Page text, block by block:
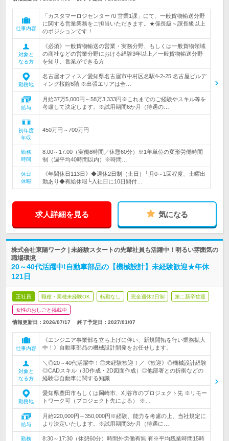
仕事内容
「カスタマーロジセンター70 営業1課」にて、一般貨物輸送分野
に関する営業業務をご担当いただきます。★係長級～課長級以上
のポジションです！
対象と
なる方
《必須》一般貨物輸送の営業・実務分野、もしくは一般貨物領域
の商社などの営業分野における経験3年以上／一般貨物輸送分野
を知り、営業ができる方
勤務地
名古屋オフィス／愛知県名古屋市中村区名駅4-2-25 名古屋ビルデ
ィング桜館6階 ※出張エリアは全…
給与
月給37万5,000円～58万3,333円※これまでのご経験やスキル等を
考慮して決定します。※試用期間6か月（待遇の…
初年度
年収
450万円～700万円
勤務
時間
8:00～17:00（実働8時間／休憩60分）※1年単位の変形労働時間
制（週平均40時間以内）※時間…
休日
休暇
《年間休日113日》◆週休2日制（土日）└月0～1回程度、土曜出
勤あり◆有給休暇└入社日に10日間付…
求人詳細を見る 気になる
株式会社東陽ワーク | 未経験スタートの先輩社員も活躍中！明るい雰囲気の
職場環境
20～40代活躍中!自動車部品の【機械設計】未経験歓迎★年休
121日
正社員 職種・業種未経験OK 転勤なし 完全週休2日制 第二新卒歓迎
女性のおしごと掲載中
情報更新日：2026/07/17 終了予定日： 2027/01/07
仕事内容
《エンジニア事業部を立ち上げに伴い、新規開拓を行い業務拡大
中！》自動車部品の機械設計開発をお任せします。
対象と
なる方
＼◎20～40代活躍中！◎未経験歓迎！／《歓迎》◎機械設計経験
◎CADスキル（3D作成・2D図面作成）◎他部署との折衝などの
経験◎自動車に関する知識
勤務地
愛知県豊田市もしくは岡崎市、刈谷市のプロジェクト先 ※リモー
トワーク可（プロジェクト先による） ※…
給与
月給220,000円～350,000円※経験、能力を考慮の上、当社規定に
より決定いたします。※試用期間3か月（待遇に…
勤務
8:30～17:30（休憩60分）時間外労働有無:有※平均残業時間15時